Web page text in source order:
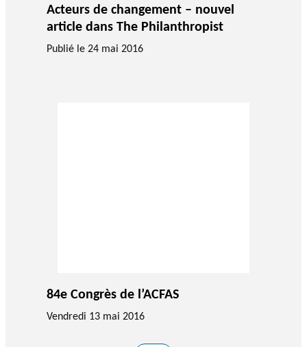
Acteurs de changement – nouvel
article dans The Philanthropist
Publié le 24 mai 2016
84e Congrès de l’ACFAS
Vendredi 13 mai 2016